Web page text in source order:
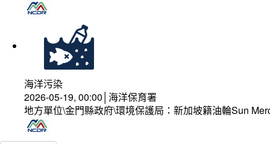
海洋污染
2026-05-19, 00:00│海洋保育署
地方單位\金門縣政府\環境保護局：新加坡籍油輪Sun